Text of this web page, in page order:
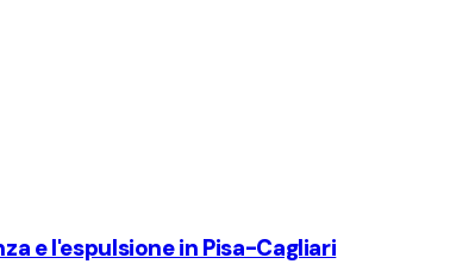
e l'espulsione in Pisa-Cagliari